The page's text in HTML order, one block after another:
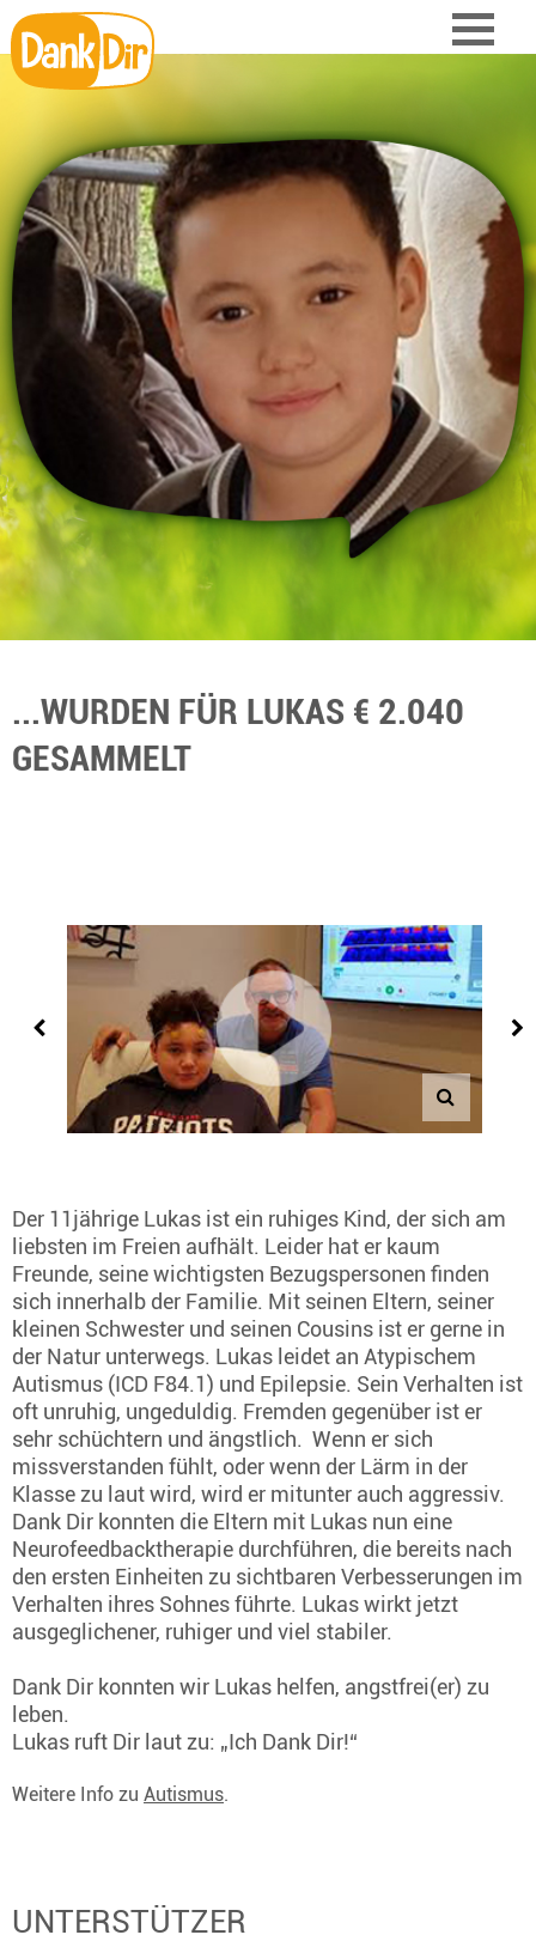
...WURDEN FÜR LUKAS € 2.040
GESAMMELT
Der 11jährige Lukas ist ein ruhiges Kind, der sich am
liebsten im Freien aufhält. Leider hat er kaum
Freunde, seine wichtigsten Bezugspersonen finden
sich innerhalb der Familie. Mit seinen Eltern, seiner
kleinen Schwester und seinen Cousins ist er gerne in
der Natur unterwegs. Lukas leidet an Atypischem
Autismus (ICD F84.1) und Epilepsie. Sein Verhalten ist
oft unruhig, ungeduldig. Fremden gegenüber ist er
sehr schüchtern und ängstlich. Wenn er sich
missverstanden fühlt, oder wenn der Lärm in der
Klasse zu laut wird, wird er mitunter auch aggressiv.
Dank Dir konnten die Eltern mit Lukas nun eine
Neurofeedbacktherapie durchführen, die bereits nach
den ersten Einheiten zu sichtbaren Verbesserungen im
Verhalten ihres Sohnes führte. Lukas wirkt jetzt
ausgeglichener, ruhiger und viel stabiler.
Dank Dir konnten wir Lukas helfen, angstfrei(er) zu
leben.
Lukas ruft Dir laut zu: „Ich Dank Dir!“
Weitere Info zu Autismus.
UNTERSTÜTZER